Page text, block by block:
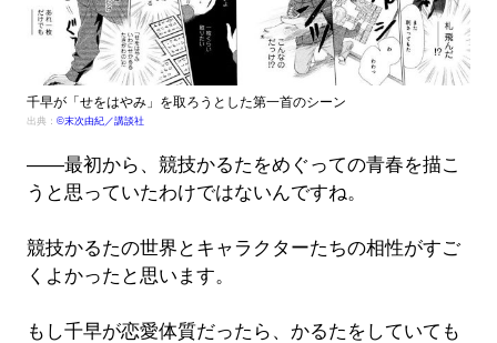
千早が「せをはやみ」を取ろうとした第一首のシーン
出典： ©末次由紀／講談社
――最初から、競技かるたをめぐっての青春を描こ
うと思っていたわけではないんですね。
競技かるたの世界とキャラクターたちの相性がすご
くよかったと思います。
もし千早が恋愛体質だったら、かるたをしていても